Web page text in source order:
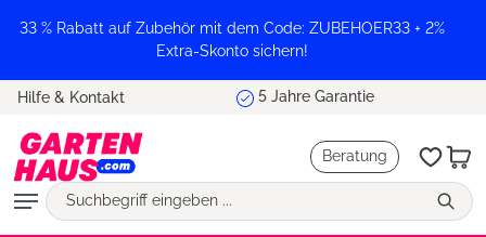
springen
33 % Rabatt auf Zubehör mit dem Code: ZUBEHOER33 + 2%
Extra-Skonto sichern!
Hilfe & Kontakt 5 Jahre Garantie
Beratung